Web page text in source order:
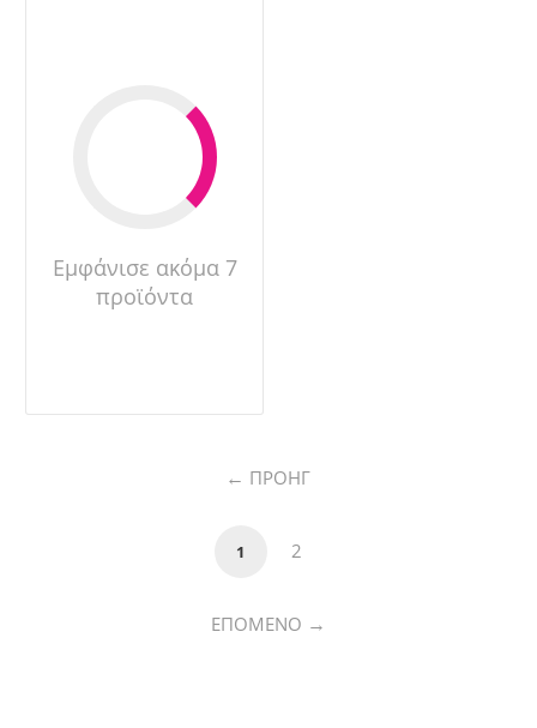
Εμφάνισε ακόμα 7
προϊόντα
ΠΡΟΗΓ
1 2
ΕΠΌΜΕΝΟ